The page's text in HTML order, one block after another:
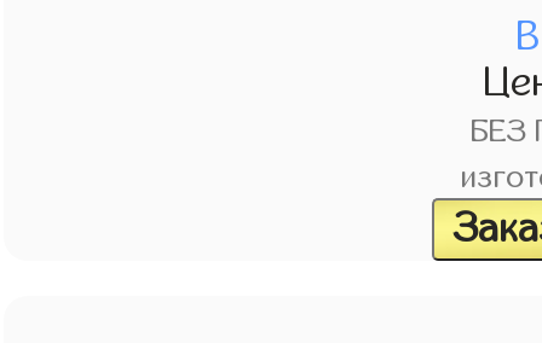
БЕЗ